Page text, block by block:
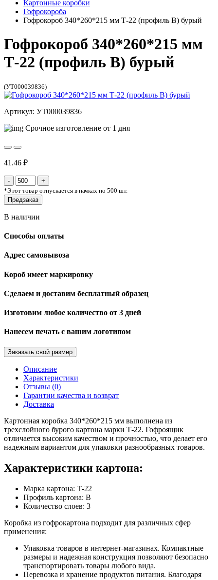
Картонные коробки
Гофрокороба
Гофрокороб 340*260*215 мм Т-22 (профиль B) бурый
Гофрокороб 340*260*215 мм
Т-22 (профиль B) бурый
(УТ000039836)
Артикул: УТ000039836
Срочное изготовление от 1 дня
41.46 ₽
*Этот товар отпускается в пачках по 500 шт.
Предзаказ
В наличии
Способы оплаты
Адрес самовывоза
Короб имеет маркировку
Сделаем и доставим бесплатный образец
Изготовим любое количество от 3 дней
Нанесем печать с вашим логотипом
Заказать свой размер
Описание
Характеристики
Отзывы (0)
Гарантии качества и возврат
Доставка
Картонная коробка 340*260*215 мм выполнена из
трехслойного бурого картона марки Т-22. Гофроящик
отличается высоким качеством и прочностью, что делает его
надежным вариантом для упаковки разнообразных товаров.
Характеристики картона:
Марка картона: Т-22
Профиль картона: В
Количество слоев: 3
Коробка из гофрокартона подходит для различных сфер
применения:
Упаковка товаров в интернет-магазинах. Компактные
размеры и надежная конструкция позволяют безопасно
транспортировать товары любого вида.
Перевозка и хранение продуктов питания. Благодаря